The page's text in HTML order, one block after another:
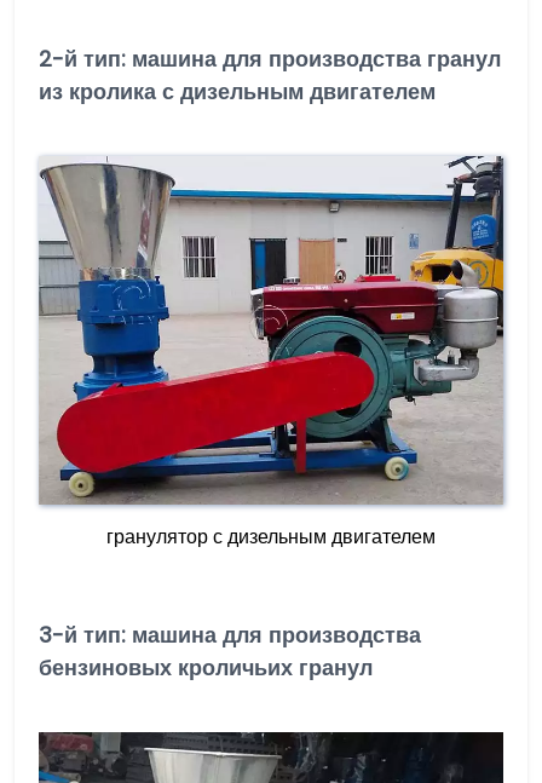
2-й тип: машина для производства гранул
из кролика с дизельным двигателем
гранулятор с дизельным двигателем
3-й тип: машина для производства
бензиновых кроличьих гранул